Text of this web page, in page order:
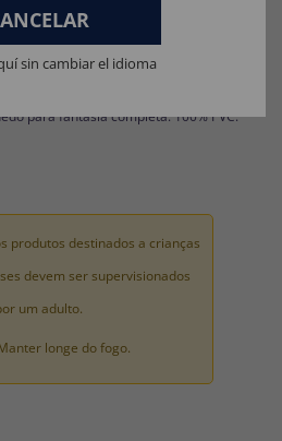
acessórios de roupas e perucas: 100%
POLIÉSTER.
para fantasia completa: 100% PVC.
produtos destinados a crianças
devem ser supervisionados
um adulto.
longe do fogo.
sin cambiar el idioma